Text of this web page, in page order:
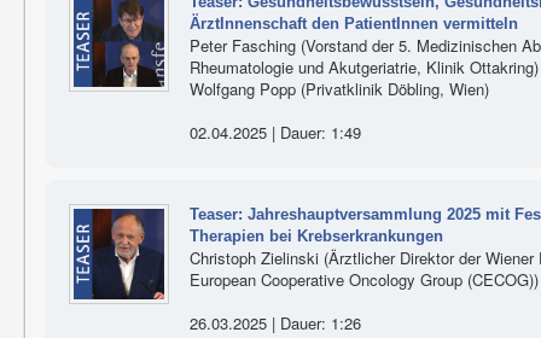
ÄrztInnenschaft den PatientInnen vermitteln
Peter Fasching (Vorstand der 5. Medizinischen
Rheumatologie und Akutgeriatrie, Klinik Ottakring)
Wolfgang Popp (Privatklinik Döbling, Wien)
02.04.2025 | Dauer: 1:49
Teaser: Jahreshauptversammlung 2025 mit
Therapien bei Krebserkrankungen
Christoph Zielinski (Ärztlicher Direktor der
European Cooperative Oncology Group (CECOG))
26.03.2025 | Dauer: 1:26